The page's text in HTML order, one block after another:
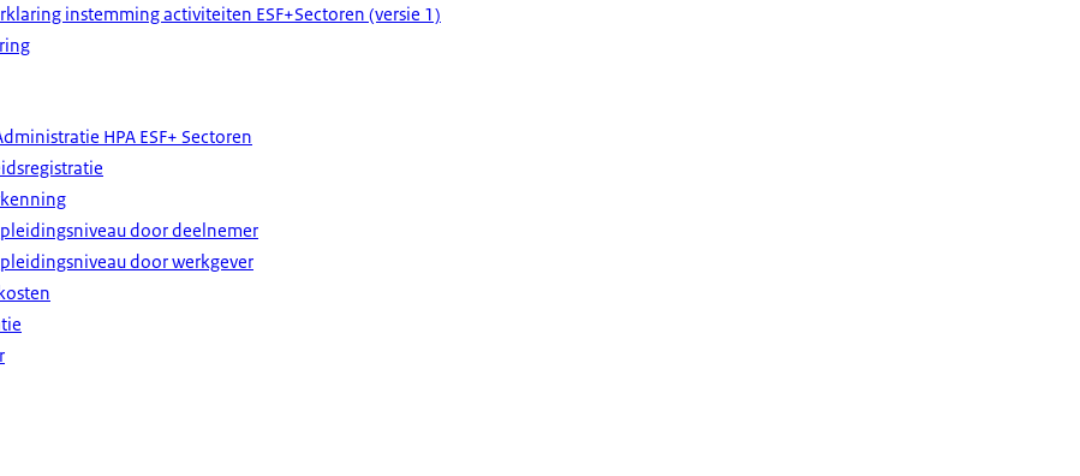
instemming activiteiten ESF+Sectoren (versie 1)
HPA ESF+ Sectoren
door deelnemer
door werkgever